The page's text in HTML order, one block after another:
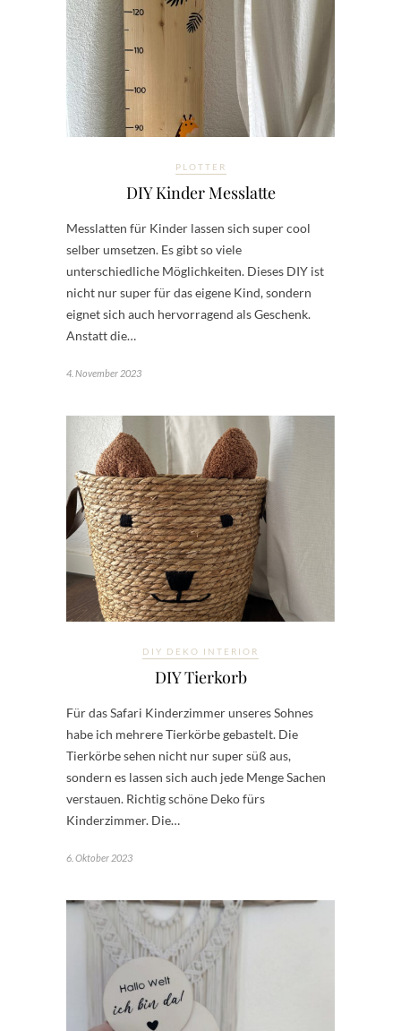
PLOTTER
DIY Kinder Messlatte
Messlatten für Kinder lassen sich super cool
selber umsetzen. Es gibt so viele
unterschiedliche Möglichkeiten. Dieses DIY ist
nicht nur super für das eigene Kind, sondern
eignet sich auch hervorragend als Geschenk.
Anstatt die…
4. November 2023
DIY DEKO INTERIOR
DIY Tierkorb
Für das Safari Kinderzimmer unseres Sohnes
habe ich mehrere Tierkörbe gebastelt. Die
Tierkörbe sehen nicht nur super süß aus,
sondern es lassen sich auch jede Menge Sachen
verstauen. Richtig schöne Deko fürs
Kinderzimmer. Die…
6. Oktober 2023